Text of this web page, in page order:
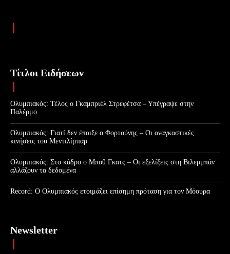
Τίτλοι Ειδήσεων
Ολυμπιακός: Τέλος ο Γκαμπριέλ Στρεφέτσα – Υπέγραψε στην
Παλέρμο
Ολυμπιακός: Γιατί δεν έπαιξε ο Φορτούνης – Οι αναγκαστικές
κινήσεις του Μεντιλίμπαρ
Ολυμπιακός: Στο κάδρο ο Μποθ Γκατς – Οι εξελίξεις στη Βιλερμπάν
αλλάζουν τα δεδομένα
Record: Ο Ολυμπιακός ετοιμάζει επίσημη πρόταση για τον Μόουρα
Newsletter